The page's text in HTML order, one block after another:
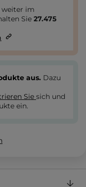
weiter im
Sie 27.475
aus. Dazu
Sie sich und
ein.